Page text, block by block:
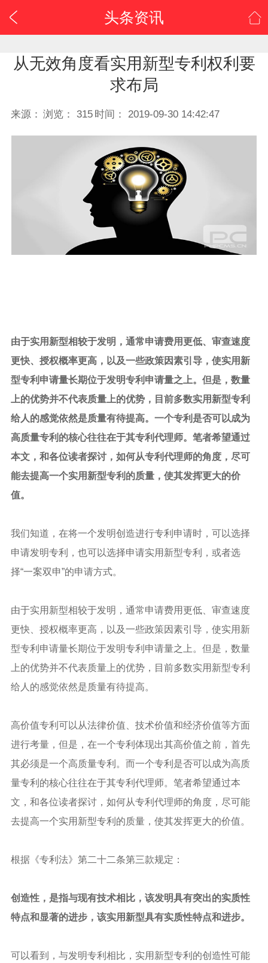
0 头条资讯 /
从无效角度看实用新型专利权利要
求布局
来源： 浏览： 315 时间： 2019-09-30 14:42:47
由于实用新型相较于发明，通常申请费用更低、审查速度
更快、授权概率更高，以及一些政策因素引导，使实用新
型专利申请量长期位于发明专利申请量之上。但是，数量
上的优势并不代表质量上的优势，目前多数实用新型专利
给人的感觉依然是质量有待提高。一个专利是否可以成为
高质量专利的核心往往在于其专利代理师。笔者希望通过
本文，和各位读者探讨，如何从专利代理师的角度，尽可
能去提高一个实用新型专利的质量，使其发挥更大的价
值。
我们知道，在将一个发明创造进行专利申请时，可以选择
申请发明专利，也可以选择申请实用新型专利，或者选
择“一案双申”的申请方式。
由于实用新型相较于发明，通常申请费用更低、审查速度
更快、授权概率更高，以及一些政策因素引导，使实用新
型专利申请量长期位于发明专利申请量之上。但是，数量
上的优势并不代表质量上的优势，目前多数实用新型专利
给人的感觉依然是质量有待提高。
高价值专利可以从法律价值、技术价值和经济价值等方面
进行考量，但是，在一个专利体现出其高价值之前，首先
其必须是一个高质量专利。而一个专利是否可以成为高质
量专利的核心往往在于其专利代理师。笔者希望通过本
文，和各位读者探讨，如何从专利代理师的角度，尽可能
去提高一个实用新型专利的质量，使其发挥更大的价值。
根据《专利法》第二十二条第三款规定：
创造性，是指与现有技术相比，该发明具有突出的实质性
特点和显著的进步，该实用新型具有实质性特点和进步。
可以看到，与发明专利相比，实用新型专利的创造性可能